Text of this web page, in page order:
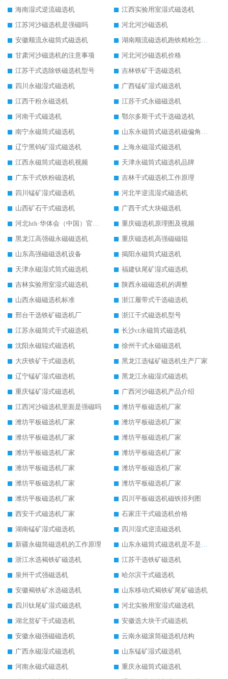
海南湿式逆流磁选机
江西实验用室湿式磁选机
江苏河沙磁选机是强磁吗
河北河沙磁选机
安徽顺流永磁筒式磁选机
湖南顺流磁选机跑铁精粉怎么处理
甘肃河沙磁选机的注意事项
河北河沙磁选机价格
江苏干式选除铁磁选机型号
吉林铁矿干选磁选机
四川永磁湿式磁选机
广西锰矿湿式磁选机
江西干粉永磁选机
江苏干式永磁磁选机
河南干式磁选机
鄂尔多斯干式干选磁选机
南宁永磁筒式磁选机
山东永磁筒式磁选机磁偏角怎么调整
辽宁黑钨矿湿式磁选机
上海永磁湿式磁选机
江西永磁筒式磁选机视频
天津永磁筒式磁选机品牌
广东干式铁粉磁选机
吉林干式磁选机工作原理
四川锰矿湿式磁选机
河北半逆流湿式磁选机
山西矿石干式磁选机
广西干式大块磁选机
河北hth·华体会（中国）官方网站-hth.com 工作视频
重庆磁选机原理图及视频
黑龙江高强磁永磁磁选机
重庆磁选机高强磁磁辊
山东高强磁磁选机设备
揭阳永磁筒式磁选机
天津永磁湿式筒式磁选机
福建钛尾矿湿式磁选机
吉林实验用室湿式磁选机
陕西永磁磁选机的调整
山西永磁磁选机标准
浙江履带式干选磁选机
邢台干选铁矿磁选机厂
浙江干式磁选机型号
江苏永磁筒式干式磁选机
长沙ct永磁筒式磁选机
沈阳永磁辊式磁选机
徐州干式永磁磁选机
大庆铁矿干式磁选机
黑龙江选锰矿磁选机生产厂家
辽宁锰矿湿式磁选机
黑龙江永磁湿式磁选机
重庆锰矿湿式磁选机
广西河沙磁选机产品介绍
江西河沙磁选机里面是强磁吗
潍坊平板磁选机厂家
潍坊平板磁选机厂家
潍坊平板磁选机厂家
潍坊平板磁选机厂家
潍坊平板磁选机厂家
潍坊平板磁选机厂家
潍坊平板磁选机厂家
潍坊平板磁选机厂家
潍坊平板磁选机厂家
潍坊平板磁选机厂家
潍坊平板磁选机厂家
潍坊平板磁选机厂家
四川平板磁选机磁铁排列图
西安干式磁选机厂家
石家庄干式磁选机价格
湖南锰矿湿式磁选机
四川湿式逆流磁选机
新疆永磁筒磁选机的工作原理
山东永磁筒式磁选机是不是强磁
浙江水选褐铁矿磁选机
江苏干选铁矿磁选机
泉州干式强磁选机
哈尔滨干式磁选机
安徽褐铁矿水选磁选机
山东移动式褐铁矿尾矿磁选机
四川钛尾矿湿式磁选机
河北实验用室湿式磁选机
湖北贫矿干式磁选机
安徽选大块干式磁选机
安徽永磁强磁磁选机
云南永磁滚筒磁选机结构
广西永磁湿式磁选机
山东锰矿湿式磁选机
河南永磁式磁选机
重庆永磁筒式磁选机